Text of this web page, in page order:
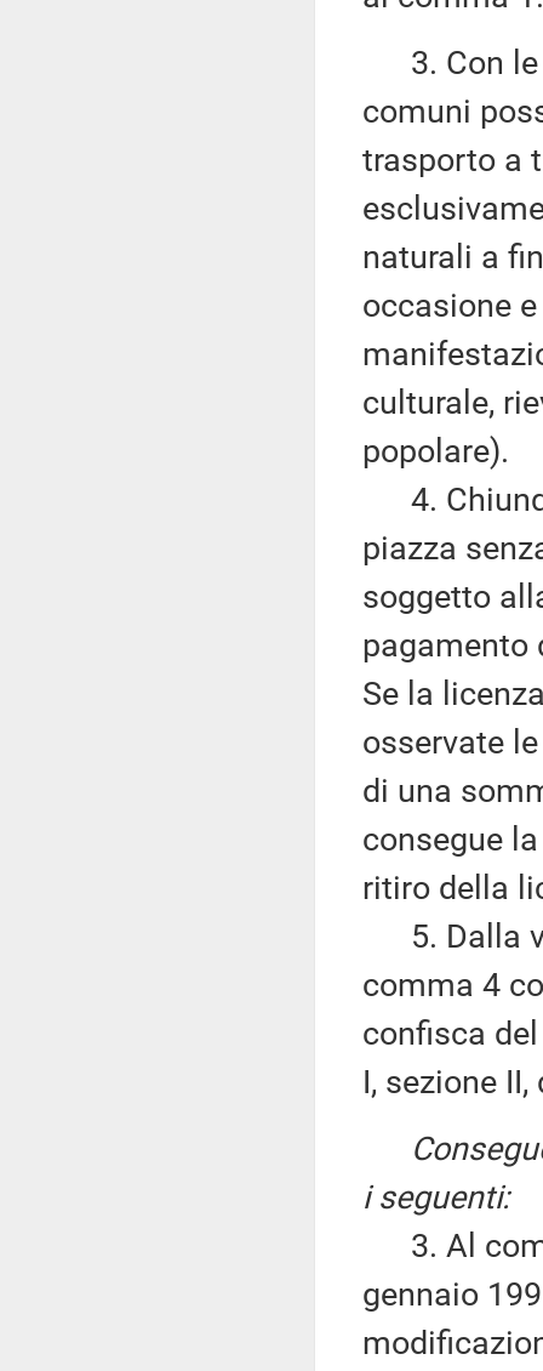
3. Con le
comuni
trasporto a
naturali a
occasione
culturale,
popolare).
4.
piazza
soggetto
pagamento
Se la
osservate
di una
consegue
ritiro della
5. Dalla
comma 4
confisca
I, sezione
i seguenti:
3. Al
gennaio